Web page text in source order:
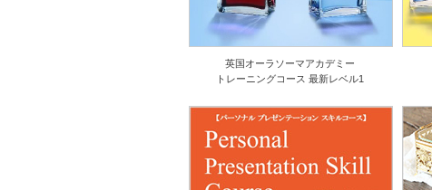
英国オーラソーマアカデミー
トレーニングコース 最新レベル1